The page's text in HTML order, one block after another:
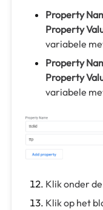
Property
Property
variabele
Property
Property
variabele
Klik onder
Klik op het